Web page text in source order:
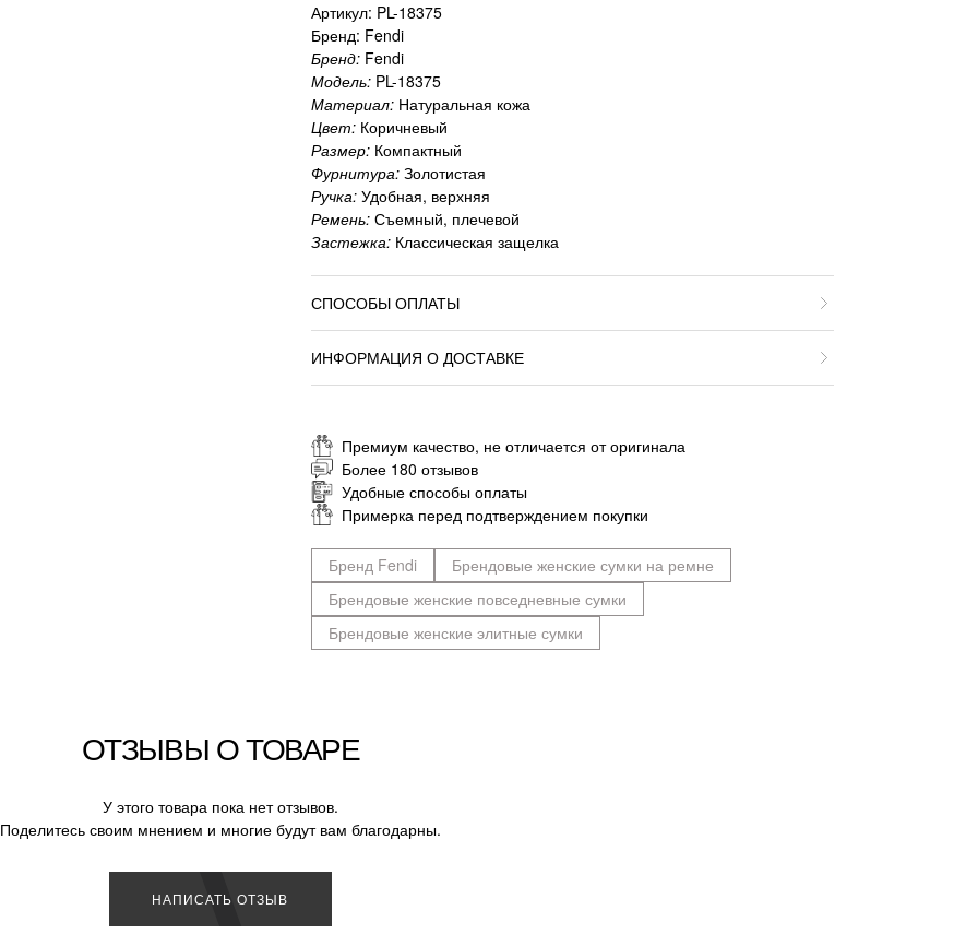
Артикул: PL-18375
Бренд: Fendi
Бренд: Fendi
Модель: PL-18375
Материал: Натуральная кожа
Цвет: Коричневый
Размер: Компактный
Фурнитура: Золотистая
Ручка: Удобная, верхняя
Ремень: Съемный, плечевой
Застежка: Классическая защелка
СПОСОБЫ ОПЛАТЫ
ИНФОРМАЦИЯ О ДОСТАВКЕ
Премиум качество, не отличается от оригинала
Более 180 отзывов
Удобные способы оплаты
Примерка перед подтверждением покупки
Бренд Fendi
Брендовые женские сумки на ремне
Брендовые женские повседневные сумки
Брендовые женские элитные сумки
ОТЗЫВЫ О ТОВАРЕ
У этого товара пока нет отзывов.
Поделитесь своим мнением и многие будут вам благодарны.
НАПИСАТЬ ОТЗЫВ